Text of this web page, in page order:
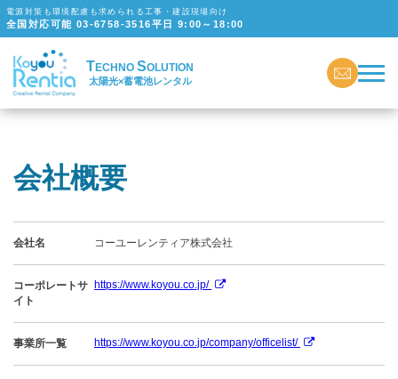
電源対策も環境配慮も求められる工事・建設現場向け
全国対応可能 03-6758-3516平日 9:00～18:00
TECHNO SOLUTION
太陽光×蓄電池レンタル
会社概要
会社名 コーユーレンティア株式会社
コーポレートサ
イト
https://www.koyou.co.jp/
事業所一覧 https://www.koyou.co.jp/company/officelist/